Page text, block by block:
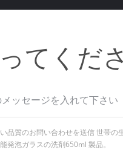
てくだ
ッセージを入れて下さい